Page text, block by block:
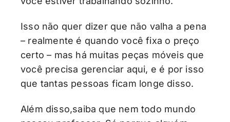
Isso não quer dizer que não valha a pena
– realmente é quando você fixa o preço
certo – mas há muitas peças móveis que
você precisa gerenciar aqui, e é por isso
que tantas pessoas ficam longe disso.
Além disso,saiba que nem todo mundo